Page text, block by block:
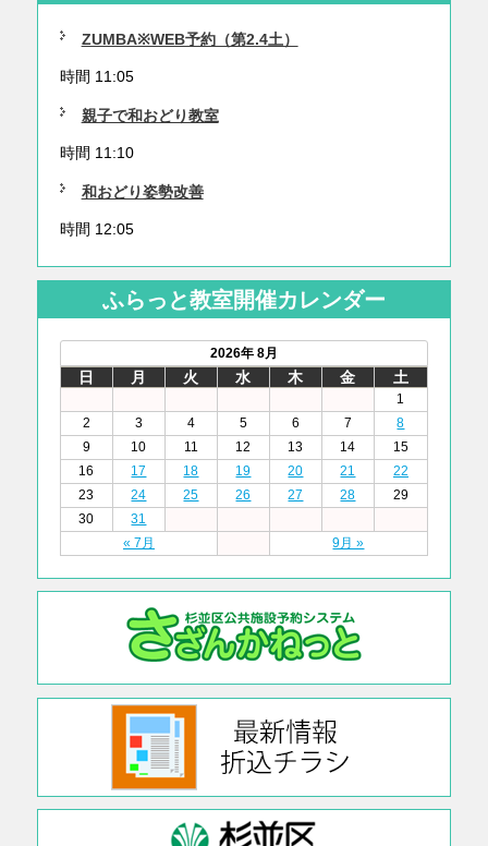
ZUMBA※WEB予約（第2.4土）
時間 11:05
親子で和おどり教室
時間 11:10
和おどり姿勢改善
時間 12:05
ふらっと教室開催カレンダー
2026年 8月
日 月 火 水 木 金 土
1
2
3 4 5 6 7
8
9
10 11 12 13 14
15
16
17 18 19 20 21
22
23
24 25 26 27 28
29
30
31
« 7月
9月 »